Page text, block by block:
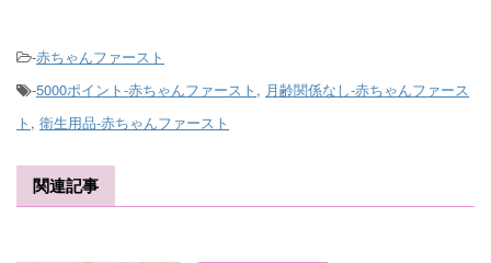
-赤ちゃんファースト
-5000ポイント-赤ちゃんファースト , 月齢関係なし-赤ちゃんファース
ト , 衛生用品-赤ちゃんファースト
関連記事